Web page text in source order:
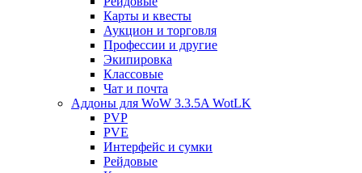
Карты и квесты
Аукцион и торговля
Профессии и другие
Экипировка
Классовые
Чат и почта
Аддоны для WoW 3.3.5A WotLK
PVP
PVE
Интерфейс и сумки
Рейдовые